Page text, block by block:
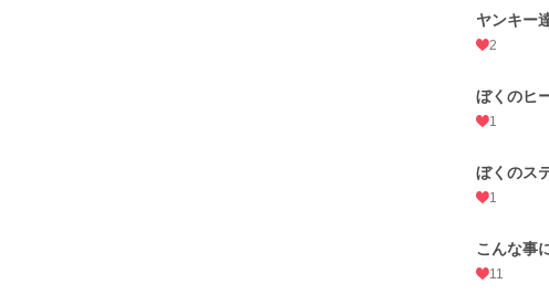
ヤンキー
2
ぼくのヒ
1
ぼくのス
1
こんな事
11